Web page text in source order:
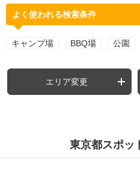
よく使われる検索条件
キャンプ場 BBQ場 公園
エリア変更
東京都スポッ